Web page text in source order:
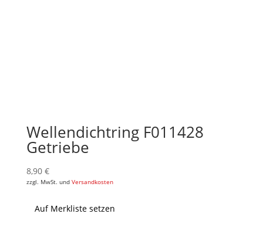
Wellendichtring F011428
Getriebe
8,90 €
zzgl. MwSt. und Versandkosten
Auf Merkliste setzen